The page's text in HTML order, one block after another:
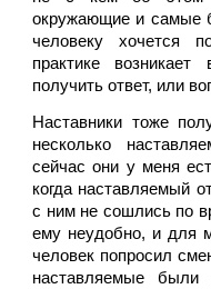
окружающие и самые
человеку хочется
практике
получить ответ, или
Наставники тоже
несколько
сейчас они у меня
когда наставляемый
с ним не сошлись по
ему неудобно, и для
человек попросил
наставляемые были